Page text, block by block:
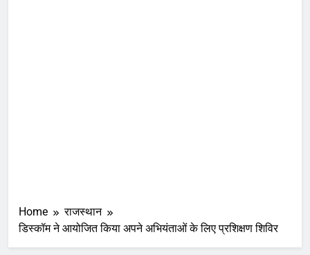
Home
राजस्थान
डिस्कॉम ने आयोजित किया अपने अभियंताओं के लिए प्रशिक्षण शिविर